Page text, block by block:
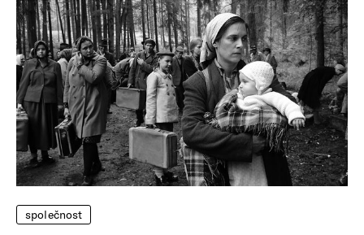
společnost